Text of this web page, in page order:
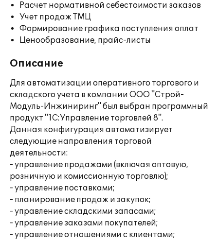
Расчет нормативной себестоимости заказов
Учет продаж ТМЦ
Формирование графика поступления оплат
Ценообразование, прайс-листы
Описание
Для автоматизации оперативного торгового и
складского учета в компании ООО "Строй-
Модуль-Инжиниринг" был выбран программный
продукт "1С:Управление торговлей 8".
Данная конфигурация автоматизирует
следующие направления торговой
деятельности:
- управление продажами (включая оптовую,
розничную и комиссионную торговлю);
- управление поставками;
- планирование продаж и закупок;
- управление складскими запасами;
- управление заказами покупателей;
- управление отношениями с клиентами;